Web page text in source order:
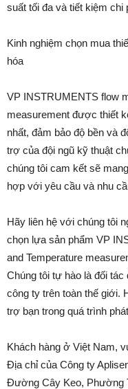
suất tối đa và tiết kiệm chi
Kinh nghiệm chọn mua
hóa
VP INSTRUMENTS flow
measurement được thiết
nhất, đảm bảo độ bền và
trợ của đội ngũ kỹ thuật
chúng tôi cam kết sẽ
hợp với yêu cầu và nhu
Hãy liên hệ với chúng tôi
chọn lựa sản phẩm VP
and Temperature
Chúng tôi tự hào là đối
công ty trên toàn thế giới.
trợ bạn trong quá trình
Khách hàng ở Việt Nam,
Địa chỉ của Công ty
Đường Cây Keo, Phường